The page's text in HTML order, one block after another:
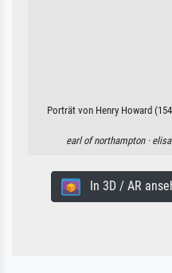
Porträt von Henry Howard
earl of northampton ·
In 3D / AR